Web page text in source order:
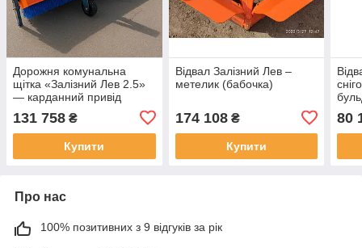
Дорожня комунальна
щітка «Залізний Лев 2.5»
— карданний привід
131 758 ₴
Купити
Відвал Залізний Лев –
метелик (бабочка)
174 108₴
Купити
80
Про нас
100% позитивних з 9 відгуків за рік